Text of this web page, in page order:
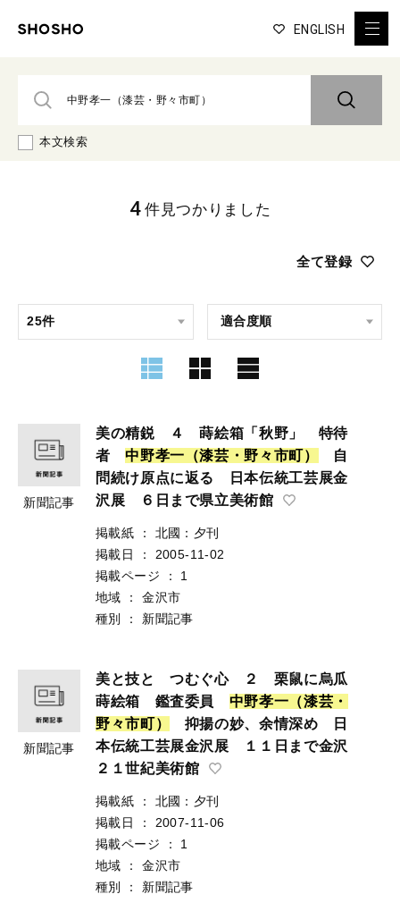
ENGLISH
本文検索
全て登録
4 件見つかりました
新聞記事
美の精鋭 ４ 蒔絵箱「秋野」 特待
者中野孝一 （漆芸 ・ 野 々市町）
自
問続け原点に返る 日本伝統工芸展金
沢展 ６日まで県立美術館
掲載紙 ：
北國：夕刊
掲載日
：
2005-11-02
掲載ページ
：
1
地域
：
金沢市
種別
： 新聞記事
新聞記事
美と技と つむぐ心 ２ 栗鼠に烏瓜
蒔絵箱 鑑査委員 中野孝一 （漆芸 ・
野 々市町）
抑揚の妙、余情深め 日
本伝統工芸展金沢展 １１日まで金沢
２１世紀美術館
掲載紙 ：
北國：夕刊
掲載日
：
2007-11-06
掲載ページ
：
1
地域
：
金沢市
種別
： 新聞記事